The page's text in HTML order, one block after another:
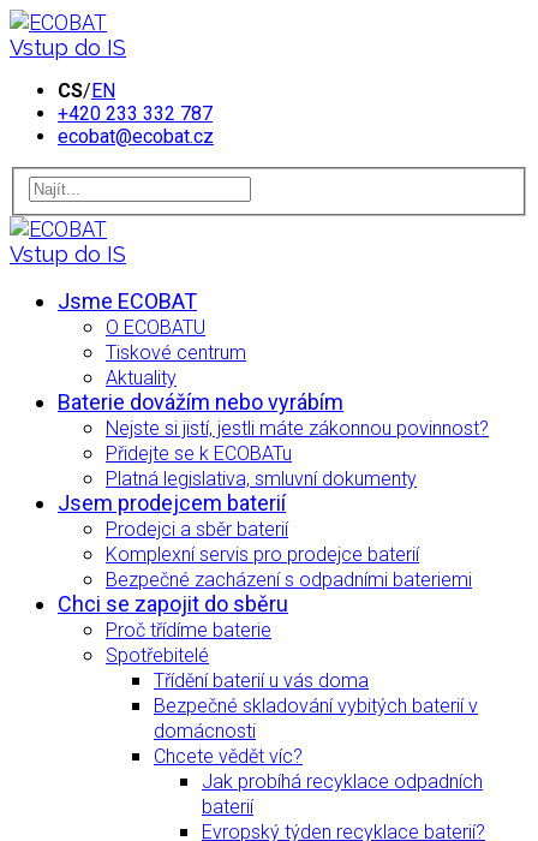
Vstup do IS
CS/EN
+420 233 332 787
ecobat@ecobat.cz
Vstup do IS
Jsme ECOBAT
O ECOBATU
Tiskové centrum
Aktuality
Baterie dovážím nebo vyrábím
Nejste si jistí, jestli máte zákonnou povinnost?
Přidejte se k ECOBATu
Platná legislativa, smluvní dokumenty
Jsem prodejcem baterií
Prodejci a sběr baterií
Komplexní servis pro prodejce baterií
Bezpečné zacházení s odpadními bateriemi
Chci se zapojit do sběru
Proč třídíme baterie
Spotřebitelé
Třídění baterií u vás doma
Bezpečné skladování vybitých baterií v
domácnosti
Chcete vědět víc?
Jak probíhá recyklace odpadních
baterií
Evropský týden recyklace baterií?